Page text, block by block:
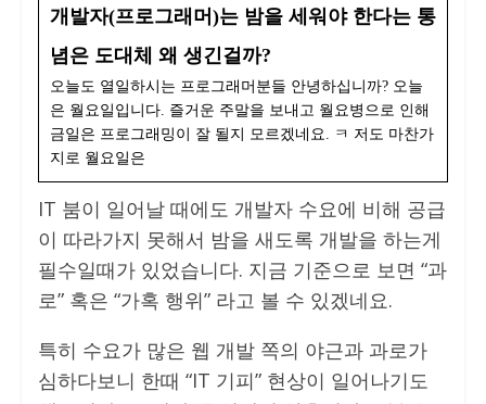
개발자(프로그래머)는 밤을 세워야 한다는 통
념은 도대체 왜 생긴걸까?
오늘도 열일하시는 프로그래머분들 안녕하십니까? 오늘
은 월요일입니다. 즐거운 주말을 보내고 월요병으로 인해
금일은 프로그래밍이 잘 될지 모르겠네요. ㅋ 저도 마찬가
지로 월요일은
IT 붐이 일어날 때에도 개발자 수요에 비해 공급
이 따라가지 못해서 밤을 새도록 개발을 하는게
필수일때가 있었습니다. 지금 기준으로 보면 “과
로” 혹은 “가혹 행위” 라고 볼 수 있겠네요.
특히 수요가 많은 웹 개발 쪽의 야근과 과로가
심하다보니 한때 “IT 기피” 현상이 일어나기도